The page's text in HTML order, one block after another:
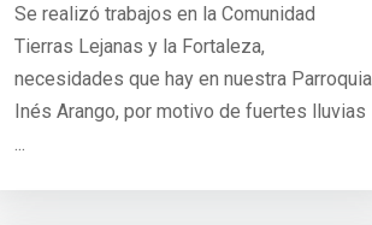
Se realizó trabajos en la Comunidad
Tierras Lejanas y la Fortaleza,
necesidades que hay en nuestra Parroquia
Inés Arango, por motivo de fuertes lluvias